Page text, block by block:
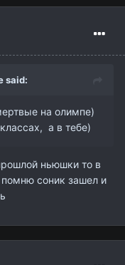
said:
на олимпе)
а в тебе)
ньюшки то в
соник зашел и